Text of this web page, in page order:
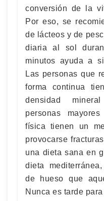
conversión de la
Por eso, se
de lácteos y de
diaria al sol
minutos ayuda a
Las personas que
forma continua
densidad
personas
física tienen un
provocarse
una dieta sana en
dieta
de hueso que
Nunca es tarde